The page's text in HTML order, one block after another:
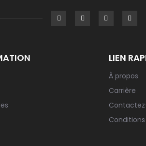
LIEN
À propos
Carrière